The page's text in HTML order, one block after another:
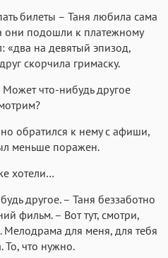
Аа
Menlo
Аа
SF Mono
билеты – Таня любила сама
они подошли к платежному
«два на девятый эпизод,
скорчила гримаску.
что-нибудь другое
обратился к нему с афиши,
меньше поражен.
хотели…
другое. – Таня беззаботно
фильм. – Вот тут, смотри,
Мелодрама для меня, для тебя
То, что нужно.